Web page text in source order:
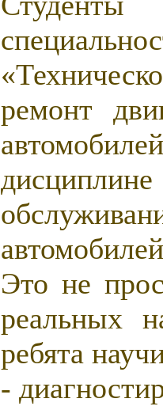
ремонт
Это не
реальных
ребята
-